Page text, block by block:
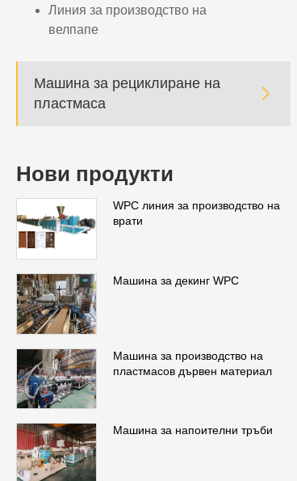
Линия за производство на
велпапе
Машина за рециклиране на
пластмаса

Нови продукти
WPC линия за производство на
врати
Машина за декинг WPC
Машина за производство на
пластмасов дървен материал
Машина за напоителни тръби